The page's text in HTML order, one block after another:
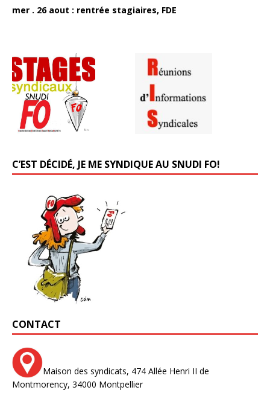
mer . 26 aout : rentrée stagiaires, FDE
C’EST DÉCIDÉ, JE ME SYNDIQUE AU SNUDI FO!
CONTACT
Maison des syndicats, 474 Allée Henri II de
Montmorency, 34000 Montpellier